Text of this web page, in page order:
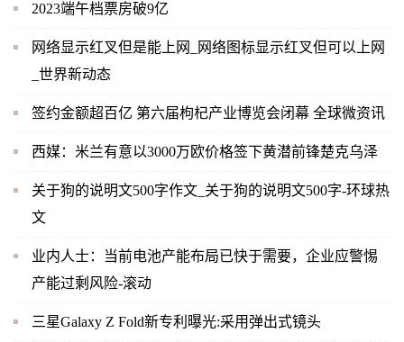
2023端午档票房破9亿
网络显示红叉但是能上网_网络图标显示红叉但可以上网
_世界新动态
签约金额超百亿 第六届枸杞产业博览会闭幕 全球微资讯
西媒：米兰有意以3000万欧价格签下黄潜前锋楚克乌泽
关于狗的说明文500字作文_关于狗的说明文500字-环球热
文
业内人士：当前电池产能布局已快于需要，企业应警惕
产能过剩风险-滚动
三星Galaxy Z Fold新专利曝光:采用弹出式镜头